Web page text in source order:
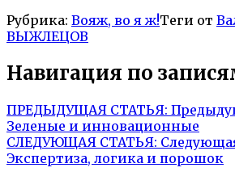
Рубрика: Вояж, во я ж!Теги от
ВЫЖЛЕЦОВ
Навигация по
ПРЕДЫДУЩАЯ СТАТЬЯ:
Зеленые и инновационные
СЛЕДУЮЩАЯ СТАТЬЯ:
Экспертиза, логика и порошок